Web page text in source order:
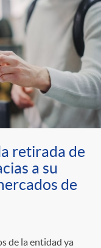
retirada de
a su
de
de la entidad ya